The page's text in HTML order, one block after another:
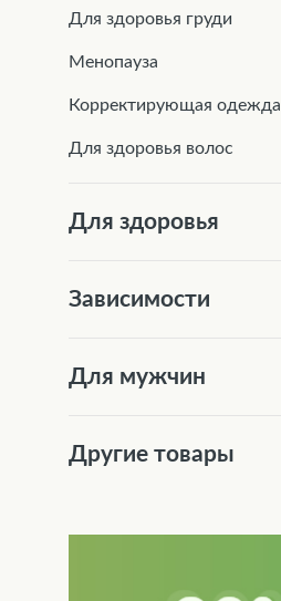
Для здоровья груди
Менопауза
Корректирующая одежда
Для здоровья волос
Для здоровья
Зависимости
Для мужчин
Другие товары